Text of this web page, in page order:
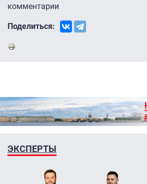
комментарии
Поделиться:
ЭКСПЕРТЫ